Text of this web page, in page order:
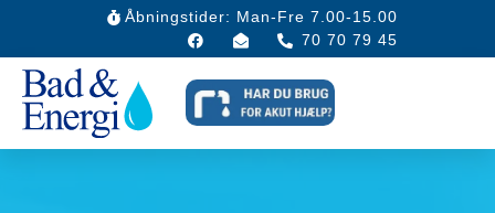
Åbningstider: Man-Fre 7.00-15.00
70 70 79 45